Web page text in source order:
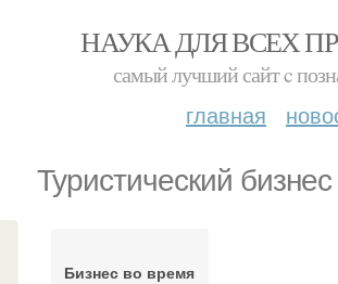
НАУКА ДЛЯ ВСЕХ
самый лучший сайт c
главная
Туристический бизнес
Бизнес во время